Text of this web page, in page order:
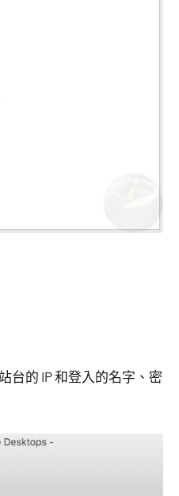
台的 IP 和登入的名字、密